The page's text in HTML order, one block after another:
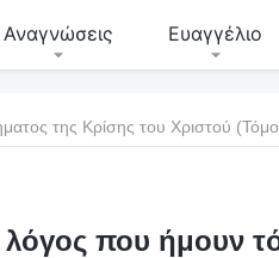
Αναγνώσεις Ευαγγέλιο
της Κρίσης του Χριστού
που ήμουν